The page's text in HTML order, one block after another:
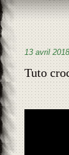
13 avril 2018
Tuto